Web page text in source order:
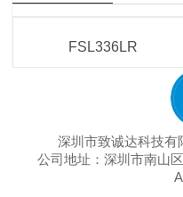
FSL336LR
深圳市致诚达科技
公司地址：深圳市南山